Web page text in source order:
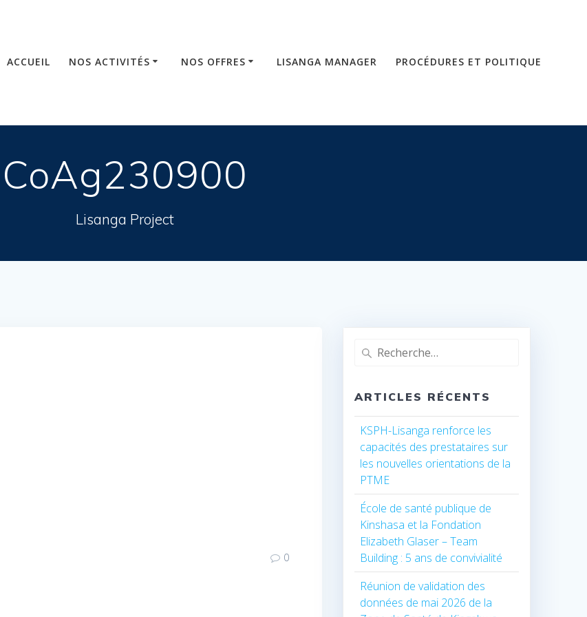
ACCUEIL NOS ACTIVITÉS NOS OFFRES LISANGA MANAGER PROCÉDURES ET POLITIQUE
CoAg230900
Lisanga Project
0
Recherche
ARTICLES RÉCENTS
KSPH-Lisanga renforce les
capacités des prestataires sur
les nouvelles orientations de la
PTME
École de santé publique de
Kinshasa et la Fondation
Elizabeth Glaser – Team
Building : 5 ans de convivialité
Réunion de validation des
données de mai 2026 de la